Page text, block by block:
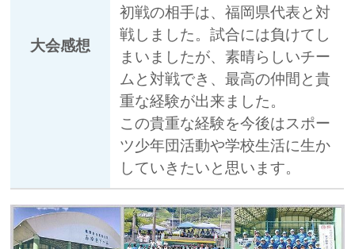
大会感想
初戦の相手は、福岡県代表と対
戦しました。試合には負けてし
まいましたが、素晴らしいチー
ムと対戦でき、最高の仲間と貴
重な経験が出来ました。
この貴重な経験を今後はスポー
ツ少年団活動や学校生活に生か
していきたいと思います。